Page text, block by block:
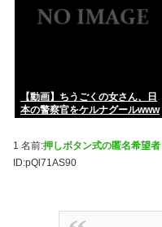
【動画】ちうごくの女さん、日
本の警察官をケルナグールwww
1 名前:押しボタン式の匿名希望者
ID:pQl71AS90